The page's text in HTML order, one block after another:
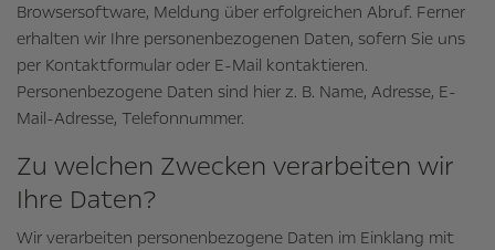
Browsersoftware, Meldung über erfolgreichen Abruf. Ferner
erhalten wir Ihre personenbezogenen Daten, sofern Sie uns
per Kontaktformular oder E-Mail kontaktieren.
Personenbezogene Daten sind hier z. B. Name, Adresse, E-
Mail-Adresse, Telefonnummer.
Zu welchen Zwecken verarbeiten wir
Ihre Daten?
Wir verarbeiten personenbezogene Daten im Einklang mit